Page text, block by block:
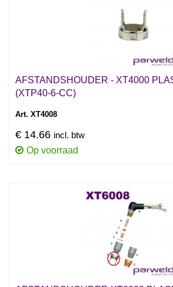
AFSTANDSHOUDER - XT4000
(XTP40-6-CC)
Art. XT4008
€ 14.66 incl. btw
Op voorraad